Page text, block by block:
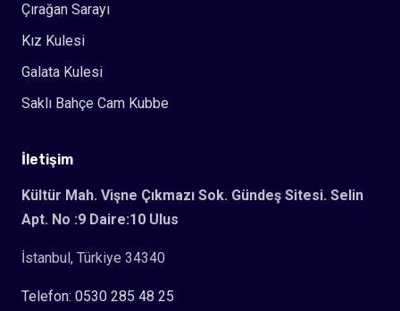
Çırağan Sarayı
Kız Kulesi
Galata Kulesi
Saklı Bahçe Cam Kubbe
İletişim
Kültür Mah. Vişne Çıkmazı Sok. Gündeş Sitesi. Selin
Apt. No :9 Daire:10 Ulus
İstanbul, Türkiye 34340
Telefon: 0530 285 48 25